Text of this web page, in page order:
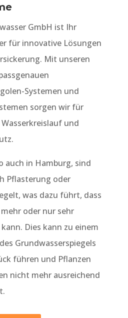
GmbH ist Ihr
für innovative Lösungen
Mit unseren
Systemen und
sorgen wir für
und
auch in Hamburg, sind
Pflasterung oder
was dazu führt, dass
oder nur sehr
Dies kann zu einem
Grundwasserspiegels
führen und Pflanzen
nicht mehr ausreichend